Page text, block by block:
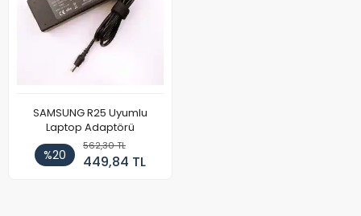
SAMSUNG R25 Uyumlu
Laptop Adaptörü
%20
562,30 TL
449,84 TL